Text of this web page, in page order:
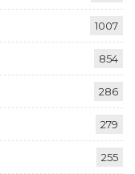
1007
854
286
279
255